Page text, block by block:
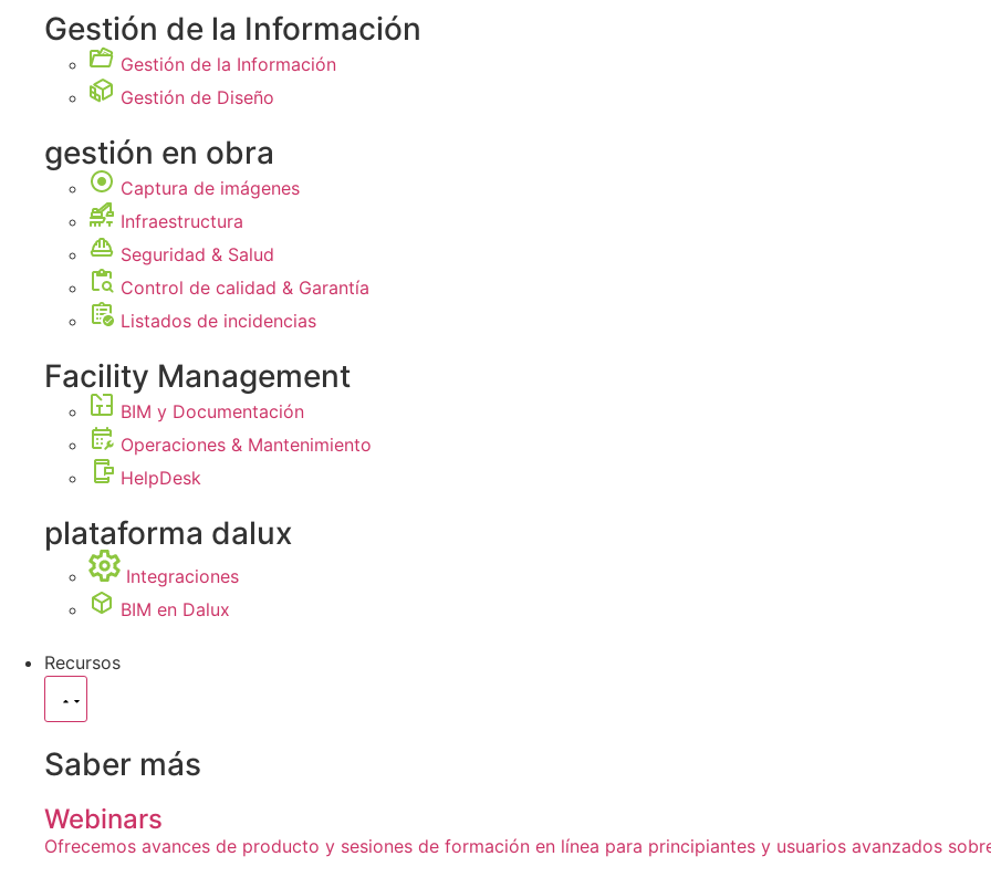
Gestión de la Información
Gestión de la Información
Gestión de Diseño
gestión en obra
Captura de imágenes
Infraestructura
Seguridad & Salud
Control de calidad & Garantía
Listados de incidencias
Facility Management
BIM y Documentación
Operaciones & Mantenimiento
HelpDesk
plataforma dalux
Integraciones
BIM en Dalux
Recursos
Saber más
Webinars
Ofrecemos avances de producto y sesiones de formación en línea para principiantes y usuarios avanzados